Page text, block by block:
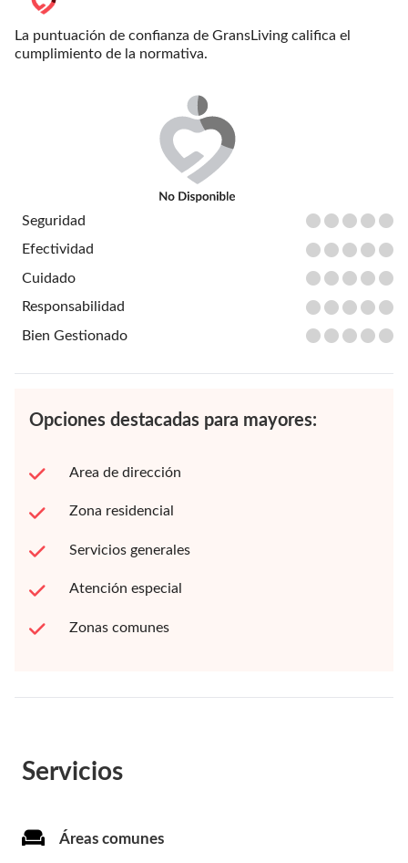
La puntuación de confianza de GransLiving califica el
cumplimiento de la normativa.
Seguridad
Efectividad
Cuidado
Responsabilidad
Bien Gestionado
Opciones destacadas para mayores:
Area de dirección
Zona residencial
Servicios generales
Atención especial
Zonas comunes
Servicios
Áreas comunes